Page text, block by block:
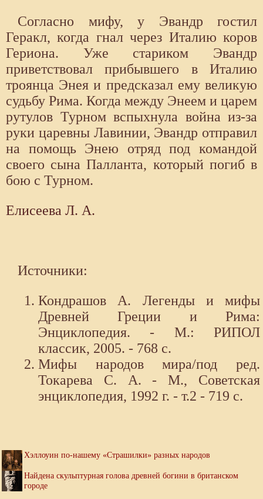
Согласно мифу, у Эвандр гостил
Геракл, когда гнал через Италию коров
Гериона. Уже стариком Эвандр
приветствовал прибывшего в Италию
троян­ца Энея и предсказал ему великую
судьбу Рима. Когда между Энеем и царем
рутулов Турном вспыхнула война из-за
руки царевны Лавинии, Эвандр отправил
на помощь Энею отряд под командой
своего сына Палланта, который погиб в
бою с Турном.
Елисеева Л. А.
Источники:
Кондрашов А. Легенды и мифы
Древней Греции и Рима:
Энциклопедия. - М.: РИПОЛ
классик, 2005. - 768 с.
Мифы народов мира/под ред.
Токарева С. А. - М., Советская
энциклопедия, 1992 г. - т.2 - 719 с.
Хэллоуин по-нашему «Страшилки» разных народов
Найдена скульптурная голова древней богини в британском
городе